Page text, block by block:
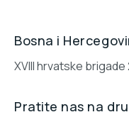
Bosna i
XVIII hrvatske
Pratite nas na